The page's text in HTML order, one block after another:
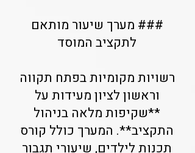
### מערך שיעור מותאם
לתקציב המוסד
רשויות מקומיות בפתח תקווה
וראשון לציון מעידות על
**שקיפות מלאה בניהול
התקציב**. המערך כולל קורס
תכנות לילדים, שיעורי תגבור